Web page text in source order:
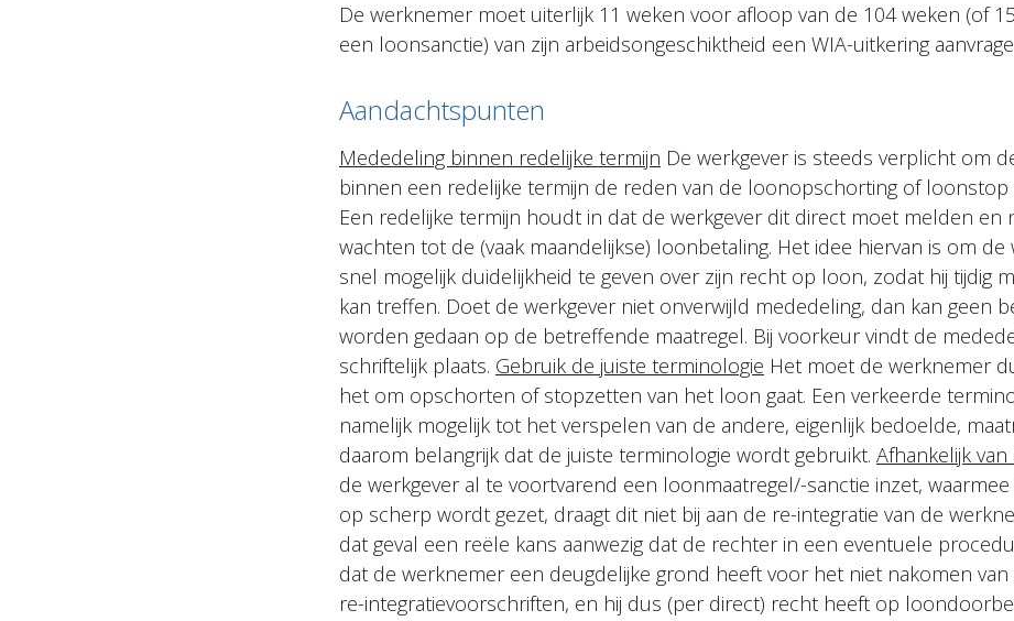
De werknemer moet uiterlijk 11 weken voor afloop van de 104 weken (of
een loonsanctie) van zijn arbeidsongeschiktheid een WIA-uitkering
Aandachtspunten
Mededeling binnen redelijke termijn De werkgever is steeds verplicht om
binnen een redelijke termijn de reden van de loonopschorting of loonstop
Een redelijke termijn houdt in dat de werkgever dit direct moet melden en
wachten tot de (vaak maandelijkse) loonbetaling. Het idee hiervan is om
snel mogelijk duidelijkheid te geven over zijn recht op loon, zodat hij tijdig
kan treffen. Doet de werkgever niet onverwijld mededeling, dan kan geen
worden gedaan op de betreffende maatregel. Bij voorkeur vindt de
schriftelijk plaats. Gebruik de juiste terminologie Het moet de werknemer
het om opschorten of stopzetten van het loon gaat. Een verkeerde
namelijk mogelijk tot het verspelen van de andere, eigenlijk bedoelde,
daarom belangrijk dat de juiste terminologie wordt gebruikt. Afhankelijk
de werkgever al te voortvarend een loonmaatregel/-sanctie inzet,
op scherp wordt gezet, draagt dit niet bij aan de re-integratie van de
dat geval een reële kans aanwezig dat de rechter in een eventuele
dat de werknemer een deugdelijke grond heeft voor het niet nakomen
re-integratievoorschriften, en hij dus (per direct) recht heeft op